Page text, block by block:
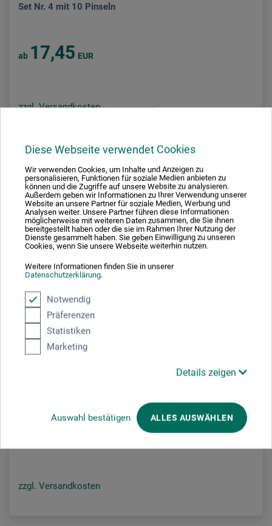
Diese Webseite verwendet Cookies
Wir verwenden Cookies, um Inhalte und Anzeigen zu
personalisieren, Funktionen für soziale Medien anbieten zu
können und die Zugriffe auf unsere Website zu analysieren.
Außerdem geben wir Informationen zu Ihrer Verwendung unserer
Website an unsere Partner für soziale Medien, Werbung und
Analysen weiter. Unsere Partner führen diese Informationen
möglicherweise mit weiteren Daten zusammen, die Sie ihnen
bereitgestellt haben oder die sie im Rahmen Ihrer Nutzung der
Dienste gesammelt haben. Sie geben Einwilligung zu unseren
Cookies, wenn Sie unsere Webseite weiterhin nutzen.
Weitere Informationen finden Sie in unserer
Datenschutzerklärung.
Notwendig
Präferenzen
Statistiken
Marketing
Details zeigen
Auswahl bestätigen ALLES AUSWÄHLEN
Set Nr. 4 mit 10 Pinseln
ab 17,45 EUR
zzgl. Versandkosten
zzgl. Versandkosten